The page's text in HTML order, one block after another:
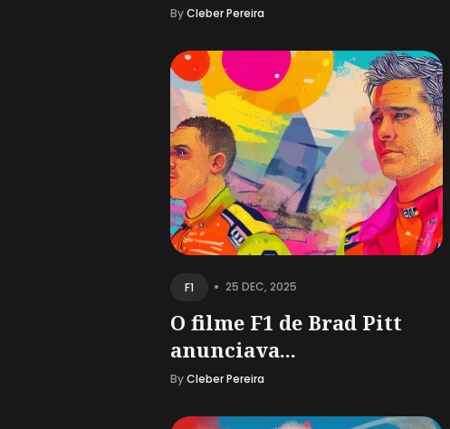
ByCleber Pereira
F1 • 25 DEC, 2025
O filme F1 de Brad Pitt
anunciava...
ByCleber Pereira